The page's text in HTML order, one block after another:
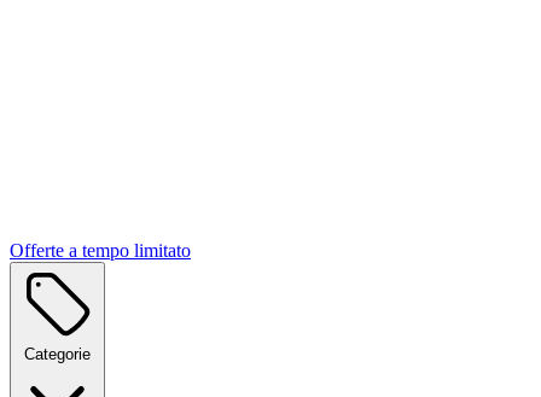
Offerte a tempo limitato
Categorie